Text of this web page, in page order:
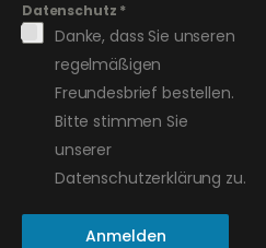
Datenschutz *
Danke, dass Sie unseren
regelmäßigen
Freundesbrief bestellen.
Bitte stimmen Sie
unserer
Datenschutzerklärung zu.
Anmelden